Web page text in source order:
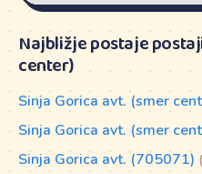
Najbližje postaje
center)
Sinja Gorica avt. (smer
Sinja Gorica avt. (smer
Sinja Gorica avt. (705071)